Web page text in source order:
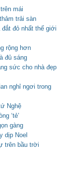
mái
trải sàn
đắt đỏ nhất thế giới
rộng hơn
đủ sáng
sức cho nhà đẹp
nghỉ ngơi trong
Nghệ
‘tẻ’
gàng
dịp Noel
trên bầu trời